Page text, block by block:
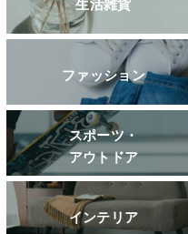
生活雑貨
ファッション
スポーツ・
アウトドア
インテリア